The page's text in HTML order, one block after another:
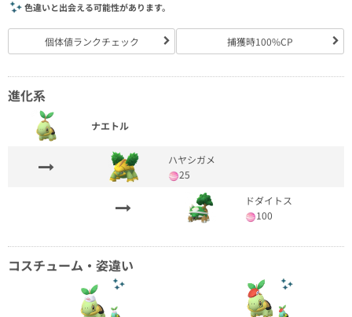
色違いと出会える可能性があります。
個体値ランクチェック 捕獲時100%CP
進化系
ナエトル
ハヤシガメ
25
ドダイトス
100
コスチューム・姿違い